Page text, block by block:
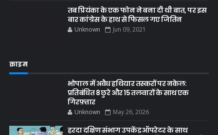
तब प्रियंका के एक फोन ने बना दी थी बात, पर इस
बार कांग्रेस के हाथ से फिसल गए जितिन
Unknown Jun 09, 2021
क्राइम
भोपाल में अवैध हथियार तस्करों पर नकेल:
प्रतिबंधित 8 छुरे और 15 तलवारों के साथ एक
गिरफ़्तार
Unknown May 26, 2026
हरदा दक्षिण संभाग उपकेंद्र ऑपरेटर के साथ